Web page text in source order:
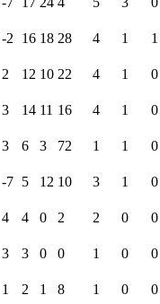
-2 16 18 28 4 1
1
2 12 10 22 4 1
0
3 14 11 16 4 1
0
3 6 3 72 1 1
0
-7 5 12 10 3 1
0
4 4 0 2 2 0
0
3 3 0 0 1 0 0
1 2 1 8 1 0
0